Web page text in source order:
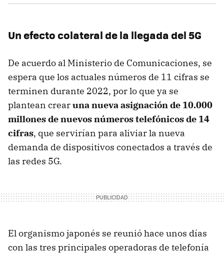
Un efecto colateral de la llegada del 5G
De acuerdo al Ministerio de Comunicaciones, se
espera que los actuales números de 11 cifras se
terminen durante 2022, por lo que ya se
plantean crearuna nueva asignación de 10.000
millones de nuevos números telefónicos de 14
cifras, que servirían para aliviar la nueva
demanda de dispositivos conectados a través de
las redes 5G.
El organismo japonés se reunió hace unos días
con las tres principales operadoras de telefonía